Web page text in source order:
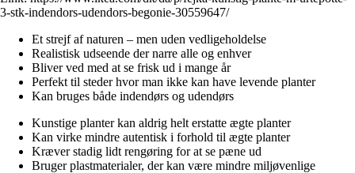
3-stk-indendors-udendors-begonie-30559647/
Et strejf af naturen – men uden vedligeholdelse
Realistisk udseende der narre alle og enhver
Bliver ved med at se frisk ud i mange år
Perfekt til steder hvor man ikke kan have levende planter
Kan bruges både indendørs og udendørs
Kunstige planter kan aldrig helt erstatte ægte planter
Kan virke mindre autentisk i forhold til ægte planter
Kræver stadig lidt rengøring for at se pæne ud
Bruger plastmaterialer, der kan være mindre miljøvenlige